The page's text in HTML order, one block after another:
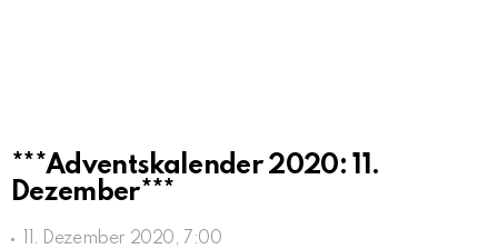
***Adventskalender 2020: 11.
Dezember***
11. Dezember 2020, 7:00